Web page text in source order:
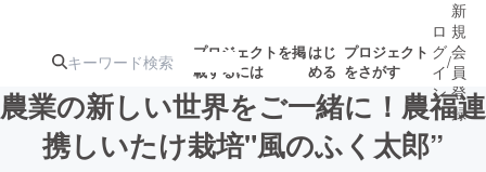
プロジェクトを掲
載するには
はじ
める
プロジェクト
をさがす
ロ
グ
イ
ン
/
新
規
会
員
登
録
農業の新しい世界をご一緒に！農福連
携しいたけ栽培"風のふく太郎”